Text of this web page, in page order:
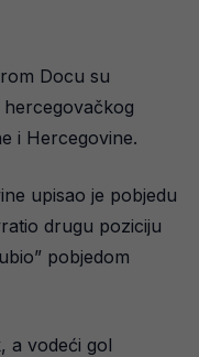
Docu su
i Hercegovine.
upisao je pobjedu
drugu poziciju
pobjedom
a vodeći gol